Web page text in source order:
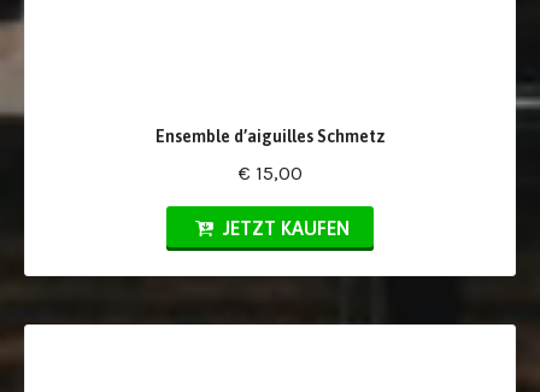
Ensemble d’aiguilles Schmetz
€ 15,00
JETZT KAUFEN